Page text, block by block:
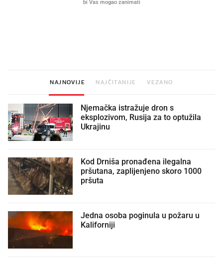
NAJNOVIJE NAJČITANIJE VEZANO
Njemačka istražuje dron s
eksplozivom, Rusija za to optužila
Ukrajinu
Kod Drniša pronađena ilegalna
pršutana, zaplijenjeno skoro 1000
pršuta
Jedna osoba poginula u požaru u
Kaliforniji